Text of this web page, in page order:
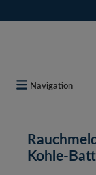
Navigation
Kohle-